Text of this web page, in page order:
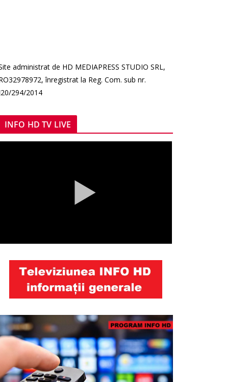
administrat de HD MEDIAPRESS STUDIO SRL,
înregistrat la Reg. Com. sub nr.
294/2014
INFO HD TV LIVE